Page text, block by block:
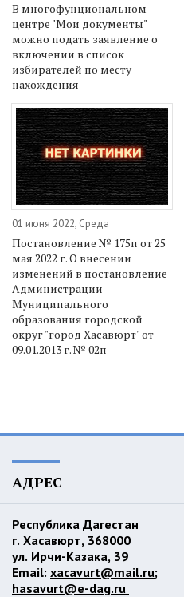
В многофунциональном
центре "Мои документы"
можно подать заявление о
включении в список
избирателей по месту
нахождения
01 июня 2022, Среда
Постановление № 175п от 25
мая 2022 г. О внесении
изменений в постановление
Администрации
Муниципального
образования городской
округ "город Хасавюрт" от
09.01.2013 г. № 02п
АДРЕС
Республика Дагестан
г. Хасавюрт, 368000
ул. Ирчи-Казака, 39
Email: xacavurt@mail.ru;
hasavurt@e-dag.ru